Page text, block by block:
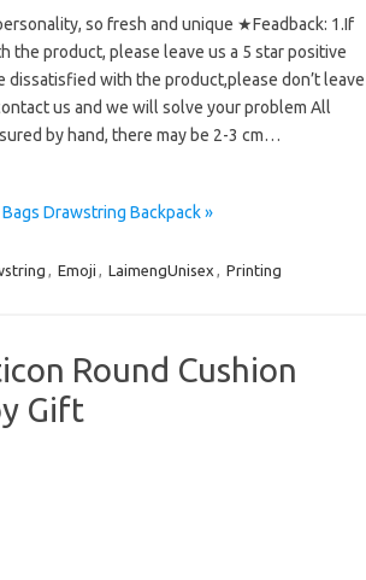
so fresh and unique ★Feadback: 1.If
the product, please leave us a 5 star positive
dissatisfied with the product,please don’t leave
us and we will solve your problem All
by hand, there may be 2-3 cm…
Drawstring Backpack »
, Emoji , LaimengUnisex , Printing
Round Cushion
Gift